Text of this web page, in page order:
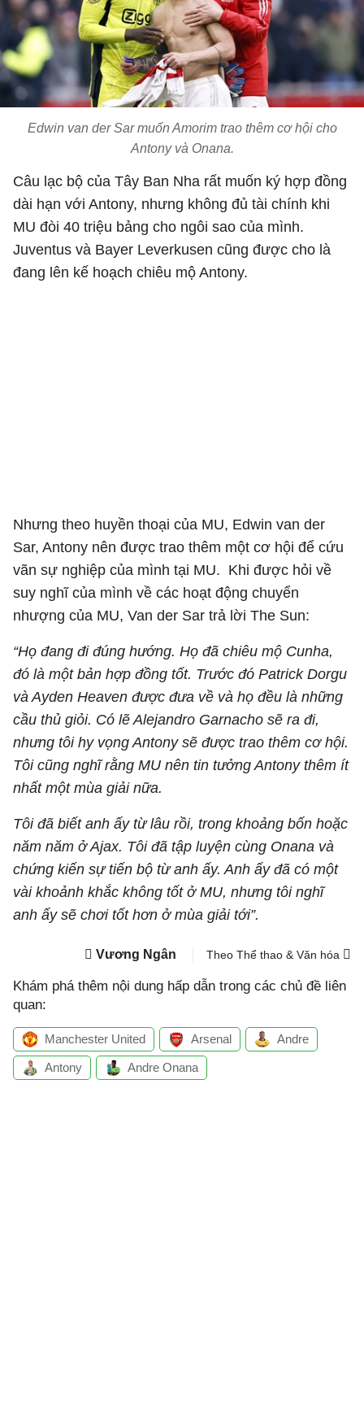
Edwin van der Sar muốn Amorim trao thêm cơ hội cho
Antony và Onana.
Câu lạc bộ của Tây Ban Nha rất muốn ký hợp đồng
dài hạn với Antony, nhưng không đủ tài chính khi
MU đòi 40 triệu bảng cho ngôi sao của mình.
Juventus và Bayer Leverkusen cũng được cho là
đang lên kế hoạch chiêu mộ Antony.
Nhưng theo huyền thoại của MU, Edwin van der
Sar, Antony nên được trao thêm một cơ hội để cứu
vãn sự nghiệp của mình tại MU. Khi được hỏi về
suy nghĩ của mình về các hoạt động chuyển
nhượng của MU, Van der Sar trả lời The Sun:
“Họ đang đi đúng hướng. Họ đã chiêu mộ Cunha,
đó là một bản hợp đồng tốt. Trước đó Patrick Dorgu
và Ayden Heaven được đưa về và họ đều là những
cầu thủ giỏi. Có lẽ Alejandro Garnacho sẽ ra đi,
nhưng tôi hy vọng Antony sẽ được trao thêm cơ hội.
Tôi cũng nghĩ rằng MU nên tin tưởng Antony thêm ít
nhất một mùa giải nữa.
Tôi đã biết anh ấy từ lâu rồi, trong khoảng bốn hoặc
năm năm ở Ajax. Tôi đã tập luyện cùng Onana và
chứng kiến sự tiến bộ từ anh ấy. Anh ấy đã có một
vài khoảnh khắc không tốt ở MU, nhưng tôi nghĩ
anh ấy sẽ chơi tốt hơn ở mùa giải tới”.
Vương Ngân Theo Thể thao & Văn hóa
Khám phá thêm nội dung hấp dẫn trong các chủ đề liên
quan:
Manchester United Arsenal Andre
Antony Andre Onana